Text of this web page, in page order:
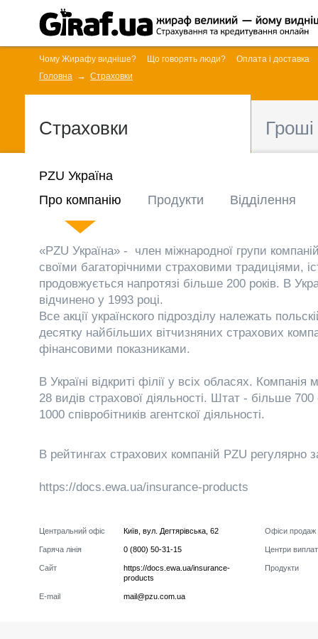
Чому Жирафу видніше? Що говорять люди?
Оплата і доставка
Головна
Страховки
Страховки Гроші
PZU Україна
Про компанію
Продукти Відділення
«PZU Україна» - член міжнародної групи
своїми багаторічними страховими традиціями,
продовжується напротязі більше 200 років. В
відчинено у 1993 році.
Все акції українского підрозділу належать
десятку найбільших вітчизняних страхових
фінансовими показниками.
В Україні відкриті філії у всіх обласях. Компанія
28 видів страхової діяльності. Штат - більше 700
1000 співробітників агентскої діяльності.
В рейтингах страхових компаній PZU регулярно
https://docs.ewa.ua/insurance-products
Центральний офіс Київ вул. Дегтярівська, 62
Гаряча лінія 0 (800) 50-31-15
Сайт
https://docs.ewa.ua/insurance-
products
E-mail mail@pzu.com.ua
Офіси продаж
Центри виплат
Продукти